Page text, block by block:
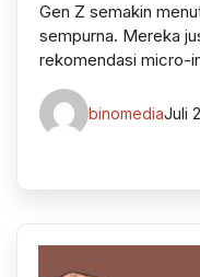
Gen Z semakin
sempurna. Mereka
rekomendasi micro-
binomediaJuli